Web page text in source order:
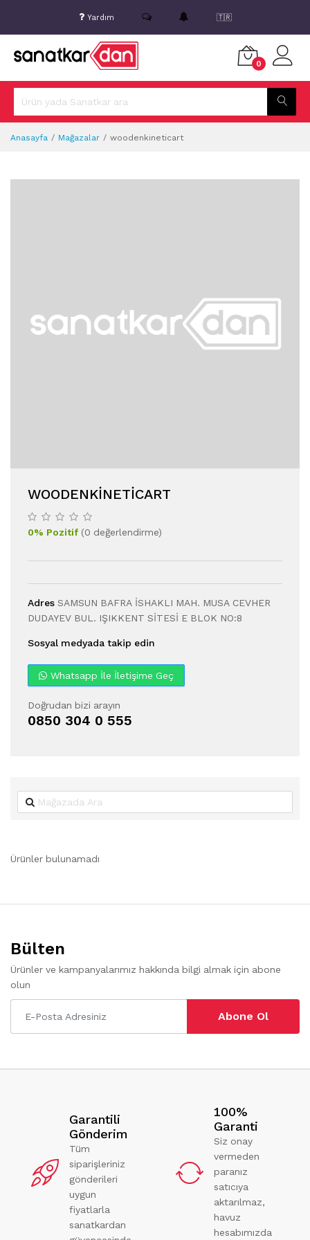
Yardım 🇹🇷
0
Anasayfa Mağazalar woodenkineticart
WOODENKINETICART
0% Pozitif(0 değerlendirme)
Adres SAMSUN BAFRA İSHAKLI MAH. MUSA CEVHER
DUDAYEV BUL. IŞIKKENT SİTESİ E BLOK NO:8
Sosyal medyada takip edin
Whatsapp İle İletişime Geç
Doğrudan bizi arayın
0850 304 0 555
Ürünler bulunamadı
Bülten
Ürünler ve kampanyalarımız hakkında bilgi almak için abone
olun
Abone Ol
Garantili
Gönderim
Tüm
siparişleriniz
gönderileri
uygun
fiyatlarla
sanatkardan
100%
Garanti
Siz onay
vermeden
paranız
satıcıya
aktarılmaz,
havuz
hesabımızda